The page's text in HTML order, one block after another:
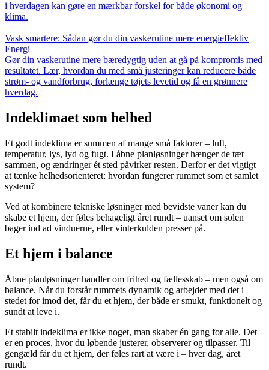
i hverdagen kan gøre en mærkbar forskel for både økonomi og
klima.
Vask smartere: Sådan gør du din vaskerutine mere energieffektiv
Energi
Gør din vaskerutine mere bæredygtig uden at gå på kompromis med
resultatet. Lær, hvordan du med små justeringer kan reducere både
strøm- og vandforbrug, forlænge tøjets levetid og få en grønnere
hverdag.
Indeklimaet som helhed
Et godt indeklima er summen af mange små faktorer – luft,
temperatur, lys, lyd og fugt. I åbne planløsninger hænger de tæt
sammen, og ændringer ét sted påvirker resten. Derfor er det vigtigt
at tænke helhedsorienteret: hvordan fungerer rummet som et samlet
system?
Ved at kombinere tekniske løsninger med bevidste vaner kan du
skabe et hjem, der føles behageligt året rundt – uanset om solen
bager ind ad vinduerne, eller vinterkulden presser på.
Et hjem i balance
Åbne planløsninger handler om frihed og fællesskab – men også om
balance. Når du forstår rummets dynamik og arbejder med det i
stedet for imod det, får du et hjem, der både er smukt, funktionelt og
sundt at leve i.
Et stabilt indeklima er ikke noget, man skaber én gang for alle. Det
er en proces, hvor du løbende justerer, observerer og tilpasser. Til
gengæld får du et hjem, der føles rart at være i – hver dag, året
rundt.